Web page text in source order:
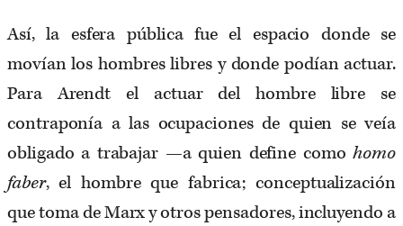
Así, la esfera pública fue el espacio donde se
movían los hombres libres y donde podían actuar.
Para Arendt el actuar del hombre libre se
contraponía a las ocupaciones de quien se veía
obligado a trabajar —a quien define comohomo
faber, el hombre que fabrica; conceptualización
que toma de Marx y otros pensadores, incluyendo a